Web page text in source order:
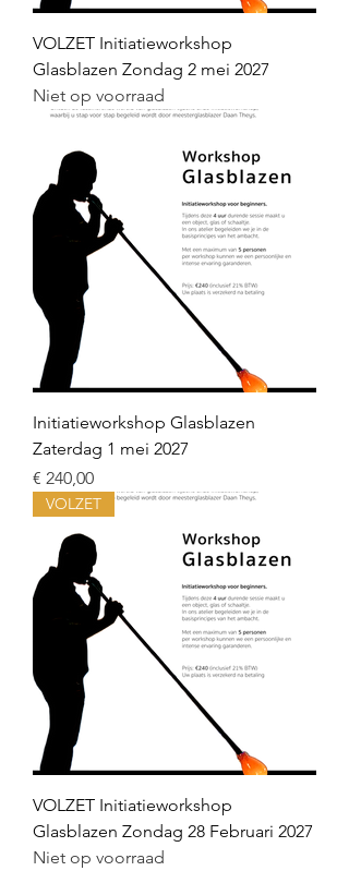
VOLZET Initiatieworkshop
Glasblazen Zondag 2 mei 2027
Niet op voorraad
Initiatieworkshop Glasblazen
Zaterdag 1 mei 2027
Prijs
€ 240,00
VOLZET
VOLZET Initiatieworkshop
Glasblazen Zondag 28 Februari 2027
Niet op voorraad